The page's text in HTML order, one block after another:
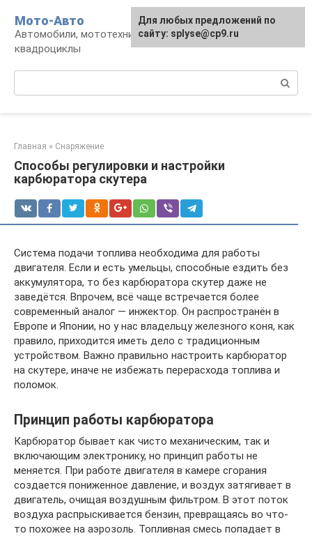
контенту
Мото-Авто
Автомобили, мототехника, снегоходы,
квадроциклы
Главная » Снаряжение
Способы регулировки и настройки
карбюратора скутера
Система подачи топлива необходима для работы
двигателя. Если и есть умельцы, способные ездить без
аккумулятора, то без карбюратора скутер даже не
заведётся. Впрочем, всё чаще встречается более
современный аналог — инжектор. Он распространён в
Европе и Японии, но у нас владельцу железного коня, как
правило, приходится иметь дело с традиционным
устройством. Важно правильно настроить карбюратор
на скутере, иначе не избежать перерасхода топлива и
поломок.
Принцип работы карбюратора
Карбюратор бывает как чисто механическим, так и
включающим электронику, но принцип работы не
меняется. При работе двигателя в камере сгорания
создается пониженное давление, и воздух затягивает в
двигатель, очищая воздушным фильтром. В этот поток
воздуха распрыскивается бензин, превращаясь во что-
то похожее на аэрозоль. Топливная смесь попадает в
Для любых предложений по
сайту: splyse@cp9.ru